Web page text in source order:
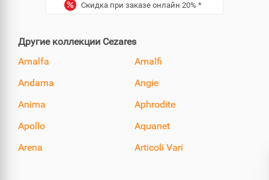
Скидка при заказе онлайн 20% *
Другие коллекции Cezares
Amalfa
Amalfi
Andama
Angie
Anima
Aphrodite
Apollo
Aquanet
Arena
Articoli Vari